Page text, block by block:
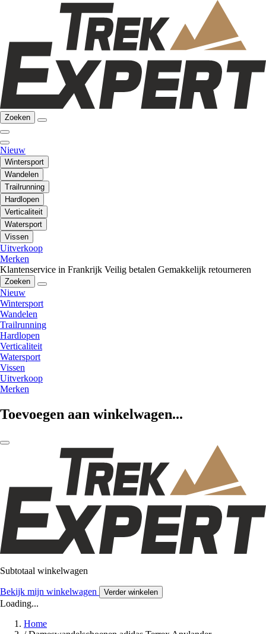
Zoeken
Nieuw
Wintersport
Wandelen
Trailrunning
Hardlopen
Verticaliteit
Watersport
Vissen
Uitverkoop
Merken
Klantenservice in Frankrijk Veilig betalen Gemakkelijk retourneren
Zoeken
Nieuw
Wintersport
Wandelen
Trailrunning
Hardlopen
Verticaliteit
Watersport
Vissen
Uitverkoop
Merken
Toevoegen aan winkelwagen...
Subtotaal winkelwagen
Bekijk mijn winkelwagen Verder winkelen
Loading...
Home